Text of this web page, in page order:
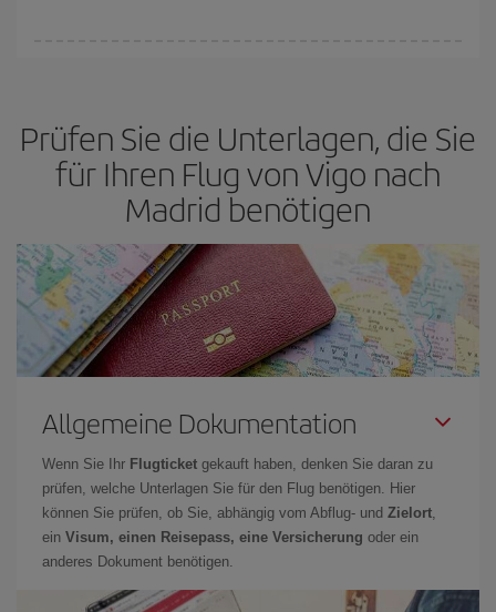
früherSie Ihre Flüge buchen. Wenn Sie außerdem bei der Suche
nach Flügen die Reisedaten und -zeiten ein wenig offen lassen,
können Sie unterden günstigsten Preisen wählen.
Prüfen Sie die Unterlagen, die Sie
für Ihren Flug von Vigo nach
Madrid benötigen
Allgemeine Dokumentation
Wenn Sie Ihr Flugticket gekauft haben, denken Sie daran zu
prüfen, welche Unterlagen Sie für den Flug benötigen. Hier
können Sie prüfen, ob Sie, abhängig vom Abflug- und Zielort,
ein Visum, einen Reisepass, eine Versicherung oder ein
anderes Dokument benötigen.